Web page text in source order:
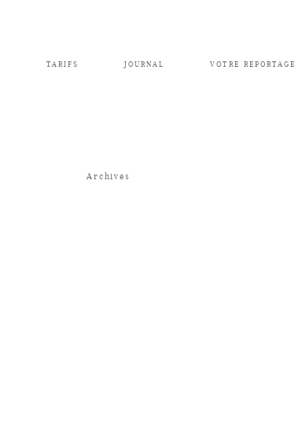
TARIFS JOURNAL VOTRE REPORTAGE
Archives